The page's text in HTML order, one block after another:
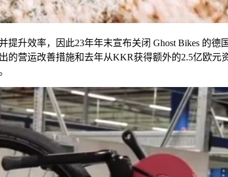
提升效率，因此23年年末宣布关闭 Ghost Bikes 的德
的营运改善措施和去年从KKR获得额外的2.5亿欧元